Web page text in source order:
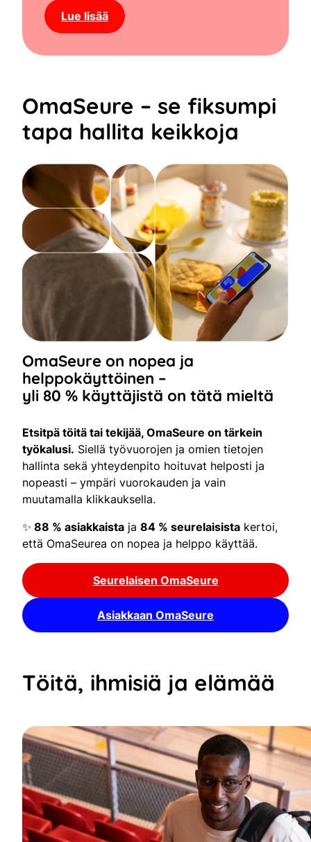
Lue lisää
OmaSeure – se fiksumpi
tapa hallita keikkoja
OmaSeure on nopea ja
helppokäyttöinen –
yli 80 % käyttäjistä on tätä mieltä
Etsitpä töitä tai tekijää, OmaSeure on tärkein
työkalusi. Siellä työvuorojen ja omien tietojen
hallinta sekä yhteydenpito hoituvat helposti ja
nopeasti – ympäri vuorokauden ja vain
muutamalla klikkauksella.
✨ 88 % asiakkaista ja 84 % seurelaisista kertoi,
että OmaSeurea on nopea ja helppo käyttää.
Seurelaisen OmaSeure
Asiakkaan OmaSeure
Töitä, ihmisiä ja elämää